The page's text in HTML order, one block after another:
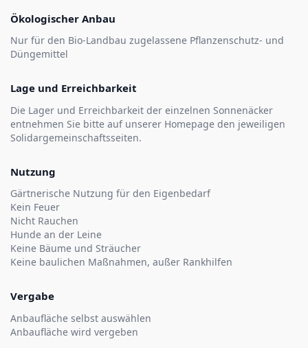
Ökologischer Anbau
Nur für den Bio-Landbau zugelassene Pflanzenschutz- und
Düngemittel
Lage und Erreichbarkeit
Die Lager und Erreichbarkeit der einzelnen Sonnenäcker
entnehmen Sie bitte auf unserer Homepage den jeweiligen
Solidargemeinschaftsseiten.
Nutzung
Gärtnerische Nutzung für den Eigenbedarf
Kein Feuer
Nicht Rauchen
Hunde an der Leine
Keine Bäume und Sträucher
Keine baulichen Maßnahmen, außer Rankhilfen
Vergabe
Anbaufläche selbst auswählen
Anbaufläche wird vergeben